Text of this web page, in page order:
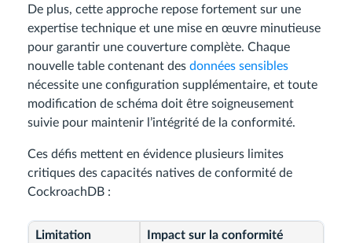
De plus, cette approche repose fortement sur une
expertise technique et une mise en œuvre minutieuse
pour garantir une couverture complète. Chaque
nouvelle table contenant des données sensibles
nécessite une configuration supplémentaire, et toute
modification de schéma doit être soigneusement
suivie pour maintenir l’intégrité de la conformité.
Ces défis mettent en évidence plusieurs limites
critiques des capacités natives de conformité de
CockroachDB :
Limitation Impact sur la conformité